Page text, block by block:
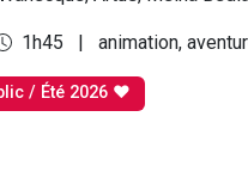
1h45 | animation,
/ Été 2026 ♥